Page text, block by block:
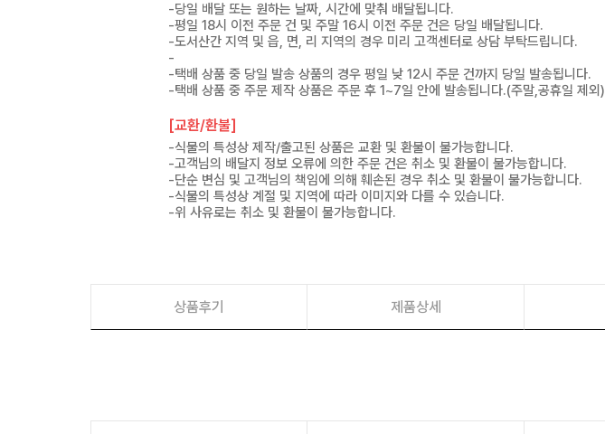
-당일 배달 또는 원하는 날짜, 시간에 맞춰 배달됩니다.
-평일 18시 이전 주문 건 및 주말 16시 이전 주문 건은 당일 배달됩니다.
-도서산간 지역 및 읍, 면, 리 지역의 경우 미리 고객센터로 상담 부탁드립니다.
-
-택배 상품 중 당일 발송 상품의 경우 평일 낮 12시 주문 건까지 당일 발송됩니다.
-택배 상품 중 주문 제작 상품은 주문 후 1~7일 안에 발송됩니다.(주말,공휴일 제외)
[교환/환불]
-식물의 특성상 제작/출고된 상품은 교환 및 환불이 불가능합니다.
-고객님의 배달지 정보 오류에 의한 주문 건은 취소 및 환불이 불가능합니다.
-단순 변심 및 고객님의 책임에 의해 훼손된 경우 취소 및 환불이 불가능합니다.
-식물의 특성상 계절 및 지역에 따라 이미지와 다를 수 있습니다.
-위 사유로는 취소 및 환불이 불가능합니다.
상품후기 제품상세